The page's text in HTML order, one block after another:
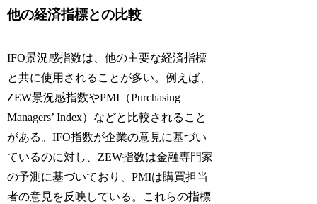
他の経済指標との比較
IFO景況感指数は、他の主要な経済指標
と共に使用されることが多い。例えば、
ZEW景況感指数やPMI（Purchasing
Managers’ Index）などと比較されること
がある。IFO指数が企業の意見に基づい
ているのに対し、ZEW指数は金融専門家
の予測に基づいており、PMIは購買担当
者の意見を反映している。これらの指標